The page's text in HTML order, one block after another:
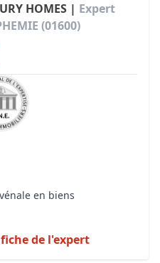
HOMES | Expert
(01600)
en biens
de l'expert